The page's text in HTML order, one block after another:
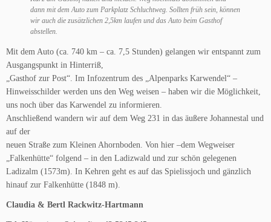
dann mit dem Auto zum Parkplatz Schluchtweg. Sollten früh sein, können
wir auch die zusätzlichen 2,5km laufen und das Auto beim Gasthof
abstellen.
Mit dem Auto (ca. 740 km – ca. 7,5 Stunden) gelangen wir entspannt zum
Ausgangspunkt in Hinterriß,
„Gasthof zur Post“. Im Infozentrum des „Alpenparks Karwendel“ –
Hinweisschilder werden uns den Weg weisen – haben wir die Möglichkeit,
uns noch über das Karwendel zu informieren.
Anschließend wandern wir auf dem Weg 231 in das äußere Johannestal und
auf der
neuen Straße zum Kleinen Ahornboden. Von hier –dem Wegweiser
„Falkenhütte“ folgend – in den Ladizwald und zur schön gelegenen
Ladizalm (1573m). In Kehren geht es auf das Spielissjoch und gänzlich
hinauf zur Falkenhütte (1848 m).
Claudia & Bertl Rackwitz-Hartmann